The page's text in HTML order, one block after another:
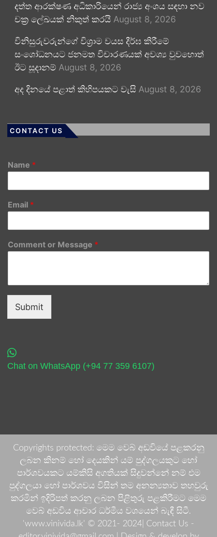
දත්ත ආරක්ෂණ අධිකාරියෙන් රාජ්‍ය අංශය සඳහා නව
චක්‍ර ලේඛයක් නිකුත් කරයි August 8, 2026
විනිසුරුවරුන්ගේ විශ්‍රාම වයස දීර්ඝ කිරීමේ
සංශෝධනයට ජනමත විචාරණයක් අවශ්‍ය වුවහොත්
ඊට සූදානම් August 8, 2026
අද දිනයේ පළාත් කිහිපයකට වැසි August 8, 2026
CONTACT US
Name *
Email *
Comment or Message *
Submit
Chat on WhatsApp (+94 77 359 6107)
Copyrights protected: මෙම වෙබ් අඩවියේ පළකරනු
ලබන කිනම් හෝ දෙයකින් යම් පුද්ගලයකුට හෝ
පාර්ශවයකට යම්කිසි අගතියක් සිදුවන්නේ නම් එම
පුද්ගලයා හෝ පාර්ශවය විසින් තම අනන්‍යතාව තහවුරු
කරමින් ඉදිරිපත් කරනු ලබන පිළිතුරු පළකිරීමට මෙම
වෙබ් අඩවිය ආචාර ධර්මීය වශයෙන් බැඳී සිටී.
'www.vinivida.lk' © 2021- 2024| Contact Us -